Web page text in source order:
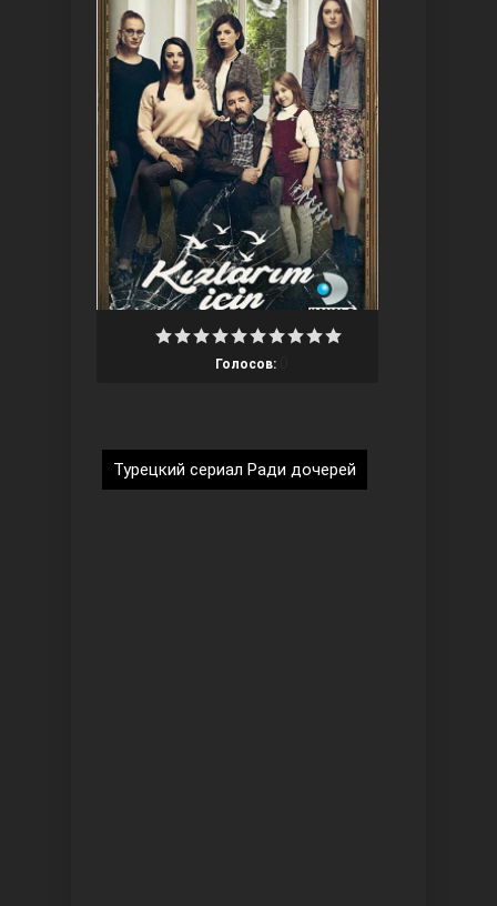
Ты назови
Запретный плод
Голосов:
Турецкий сериал Ради дочерей